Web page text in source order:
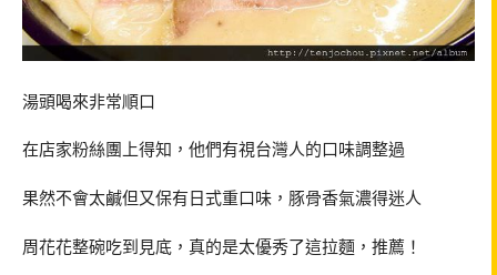
湯頭喝來非常順口
在店家粉絲團上得知，他們有視台灣人的口味調整過
果然不會太鹹但又保有日式重口味，豚骨香氣濃得迷人
周花花整碗吃到見底，真的是太優秀了這拉麵，推薦！